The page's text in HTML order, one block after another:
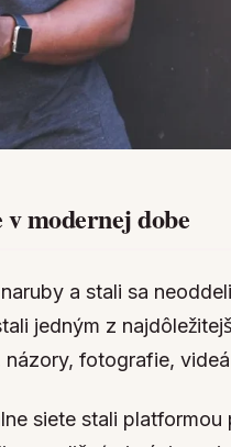
modernej dobe
a stali sa
jedným z
fotografie,
siete stali